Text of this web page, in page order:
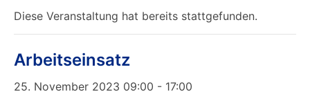
Diese Veranstaltung hat bereits stattgefunden.
Arbeitseinsatz
25. November 2023 09:00 - 17:00